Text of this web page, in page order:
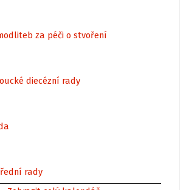
za péči o stvoření
diecézní rady
rady